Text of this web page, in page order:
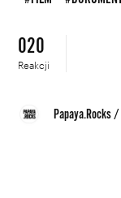
020
Reakcji
Papaya.Rocks /